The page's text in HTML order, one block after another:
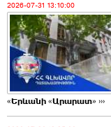
2026-07-31 13:10:00
«Երևանի «Արարատ» ›››